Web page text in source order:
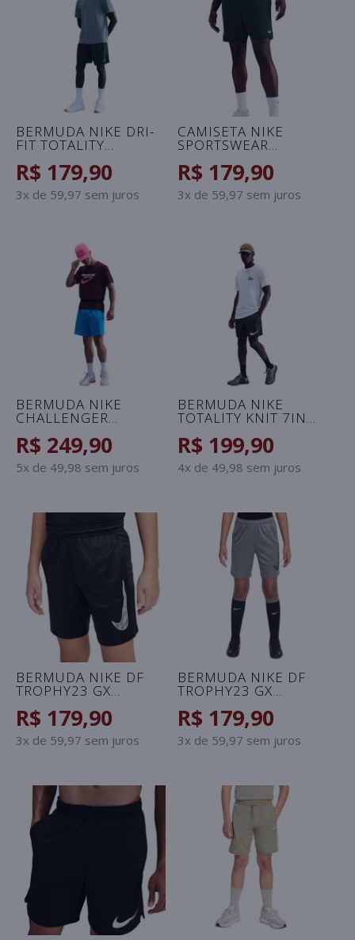
BERMUDA NIKE DRI-
FIT TOTALITY
VERDE/BRANCO
R$ 179,90
3x de 59,97 sem juros
CAMISETA NIKE
SPORTSWEAR
MASCULINA - VERDE
R$ 179,90
3x de 59,97 sem juros
BERMUDA NIKE
CHALLENGER
R$ 249,90
5x de 49,98 sem juros
BERMUDA NIKE
TOTALITY KNIT 7IN
R$ 199,90
4x de 49,98 sem juros
BERMUDA NIKE DF
TROPHY23 GX
R$ 179,90
3x de 59,97 sem juros
BERMUDA NIKE DF
TROPHY23 GX
R$ 179,90
3x de 59,97 sem juros